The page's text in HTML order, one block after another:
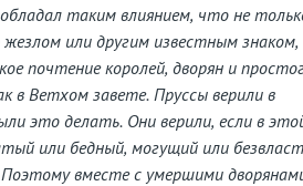
таким влиянием, что не
или другим известным знаком,
почтение королей, дворян и
в Ветхом завете. Пруссы верили в
это делать. Они верили, если в
или бедный, могущий или
вместе с умершими